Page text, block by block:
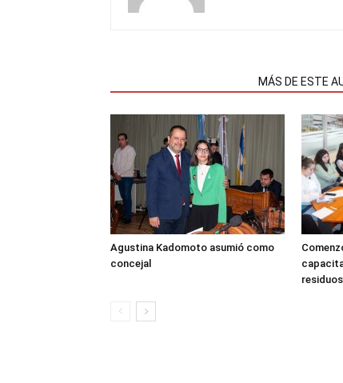
MÁS DE ESTE
Agustina Kadomoto asumió como
concejal